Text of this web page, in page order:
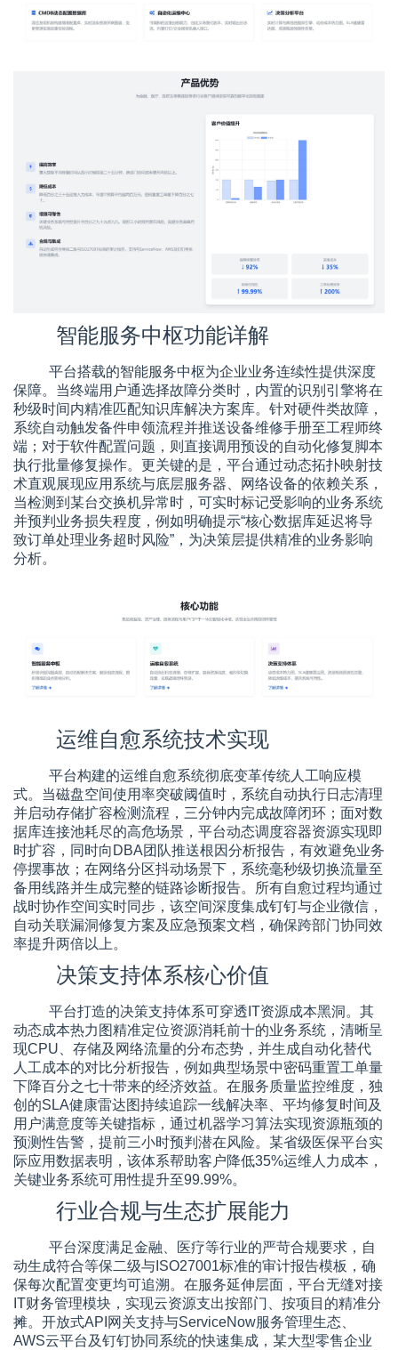
智能服务中枢功能详解
平台搭载的智能服务中枢为企业业务连续性提供深度
保障。当终端用户通选择故障分类时，内置的识别引擎将在
秒级时间内精准匹配知识库解决方案库。针对硬件类故障，
系统自动触发备件申领流程并推送设备维修手册至工程师终
端；对于软件配置问题，则直接调用预设的自动化修复脚本
执行批量修复操作。更关键的是，平台通过动态拓扑映射技
术直观展现应用系统与底层服务器、网络设备的依赖关系，
当检测到某台交换机异常时，可实时标记受影响的业务系统
并预判业务损失程度，例如明确提示“核心数据库延迟将导
致订单处理业务超时风险”，为决策层提供精准的业务影响
分析。
运维自愈系统技术实现
平台构建的运维自愈系统彻底变革传统人工响应模
式。当磁盘空间使用率突破阈值时，系统自动执行日志清理
并启动存储扩容检测流程，三分钟内完成故障闭环；面对数
据库连接池耗尽的高危场景，平台动态调度容器资源实现即
时扩容，同时向DBA团队推送根因分析报告，有效避免业务
停摆事故；在网络分区抖动场景下，系统毫秒级切换流量至
备用线路并生成完整的链路诊断报告。所有自愈过程均通过
战时协作空间实时同步，该空间深度集成钉钉与企业微信，
自动关联漏洞修复方案及应急预案文档，确保跨部门协同效
率提升两倍以上。
决策支持体系核心价值
平台打造的决策支持体系可穿透IT资源成本黑洞。其
动态成本热力图精准定位资源消耗前十的业务系统，清晰呈
现CPU、存储及网络流量的分布态势，并生成自动化替代
人工成本的对比分析报告，例如典型场景中密码重置工单量
下降百分之七十带来的经济效益。在服务质量监控维度，独
创的SLA健康雷达图持续追踪一线解决率、平均修复时间及
用户满意度等关键指标，通过机器学习算法实现资源瓶颈的
预测性告警，提前三小时预判潜在风险。某省级医保平台实
际应用数据表明，该体系帮助客户降低35%运维人力成本，
关键业务系统可用性提升至99.99%。
行业合规与生态扩展能力
平台深度满足金融、医疗等行业的严苛合规要求，自
动生成符合等保二级与ISO27001标准的审计报告模板，确
保每次配置变更均可追溯。在服务延伸层面，平台无缝对接
IT财务管理模块，实现云资源支出按部门、按项目的精准分
摊。开放式API网关支持与ServiceNow服务管理生态、
AWS云平台及钉钉协同系统的快速集成，某大型零售企业